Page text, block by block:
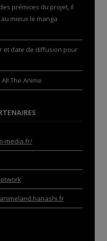
prémices du projet, il
mieux le manga
et date de diffusion pour
The Anime
media.fr/
animeland.hanashi.fr